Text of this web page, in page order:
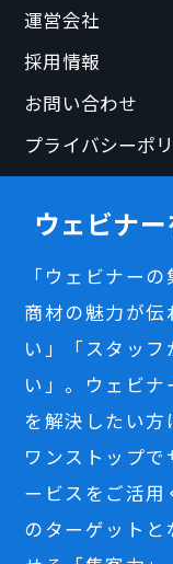
運営会社
採用情報
お問い合わせ
プライバシーポ
ウェビナ
「ウェビナー
商材の魅力が
い」「スタッ
い」。ウェビ
を解決したい方
ワンストップ
ービスをご活
のターゲットと